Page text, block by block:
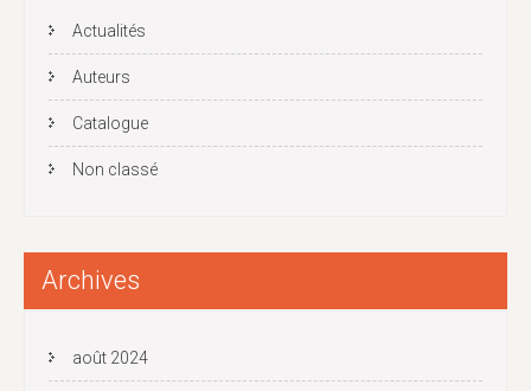
Actualités
Auteurs
Catalogue
Non classé
Archives
août 2024